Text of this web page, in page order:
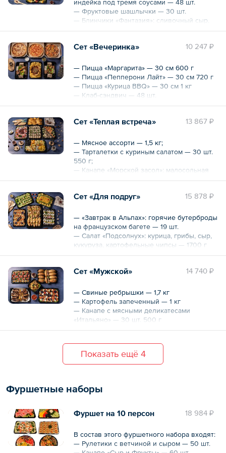
индейка под тремя соусами — 48 шт.
— Фруктовые шашлычки — 30 шт.
— Блинчики «Фантазия»: сливочный сыр,
ягоды, корица, шоколад — 30 шт.
10 247 ₽
Сет «Вечеринка»
— Пицца «Маргарита» — 30 см 600 г
— Пицца «Пепперони Лайт» — 30 см 720 г
— Пицца «Курица BBQ» — 30 см 1 кг
— Клаб-сэндвич — 48 шт.
— Чипсы «Начос» с овощным тартаром,
Общий вес – 4570 г
13 867 ₽
Сет «Теплая встреча»
— Мясное ассорти — 1,5 кг;
— Тарталетки с куриным салатом — 30 шт.
550 г;
— Канапе «Морской засол»: малосольная
семушка, красная и черная икра,
— Пирожки с капустой и яйцом — 20 шт.
— Закуска «Карнавал»: нарезка сыров и
фруктов — 1300 г.
Общий вес – 4650 г
15 878 ₽
Сет «Для подруг»
— «Завтрак в Альпах»: горячие бутерброды
на французском багете — 19 шт.
— Салат «Подсолнух»: курица, грибы, сыр,
кукуруза, картофельные чипсы — 1700 г
— Канапе «Утонувшая креветка»: тигровая
25 шт. — 600 г
— Тарталетки «Фруктовый рай» — 30 шт.
Общий вес – 3.8 кг
14 740 ₽
Сет «Мужской»
— Свиные ребрышки — 1,7 кг
— Картофель запеченный — 1 кг
— Канапе с мясными деликатесами
«Итальяно» — 30 шт. 500 г
— Бутерброды «Обжорка» с семгой и с
— Закуска «Моцарелла» — 1,4 кг
Показать ещё 4
Фуршетные наборы
18 984 ₽
Фуршет на 10 персон
В состав этого фуршетного набора входят:
— Рулетики с ветчиной и сыром — 50 шт.